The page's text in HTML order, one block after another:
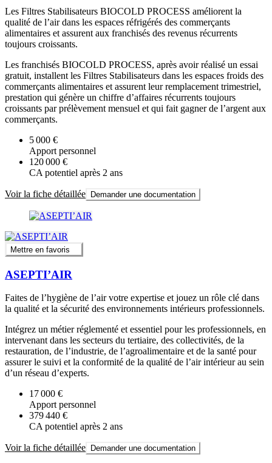
Les Filtres Stabilisateurs BIOCOLD PROCESS améliorent la
qualité de l’air dans les espaces réfrigérés des commerçants
alimentaires et assurent aux franchisés des revenus récurrents
toujours croissants.
Les franchisés BIOCOLD PROCESS, après avoir réalisé un essai
gratuit, installent les Filtres Stabilisateurs dans les espaces froids des
commerçants alimentaires et assurent leur remplacement trimestriel,
prestation qui génère un chiffre d’affaires récurrents toujours
croissants par prélèvement mensuel et qui fait gagner de l’argent aux
commerçants.
5 000 €
Apport personnel
120 000 €
CA potentiel après 2 ans
Voir la fiche détaillée Demander une documentation
Mettre en favoris
ASEPTI’AIR
Faites de l’hygiène de l’air votre expertise et jouez un rôle clé dans
la qualité et la sécurité des environnements intérieurs professionnels.
Intégrez un métier réglementé et essentiel pour les professionnels, en
intervenant dans les secteurs du tertiaire, des collectivités, de la
restauration, de l’industrie, de l’agroalimentaire et de la santé pour
assurer le suivi et la conformité de la qualité de l’air intérieur au sein
d’un réseau d’experts.
17 000 €
Apport personnel
379 440 €
CA potentiel après 2 ans
Voir la fiche détaillée Demander une documentation